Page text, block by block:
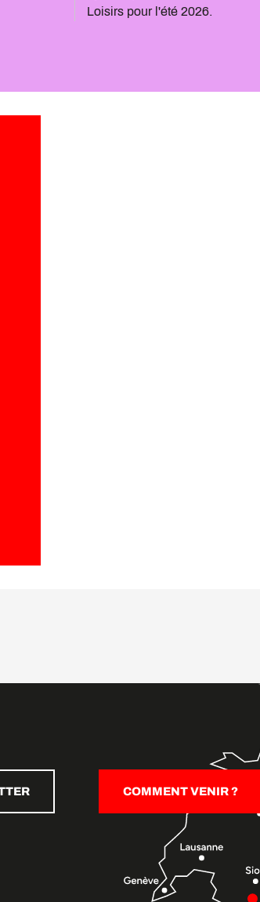
Loisirs pour l'été 2026.
COMMENT VENIR ?